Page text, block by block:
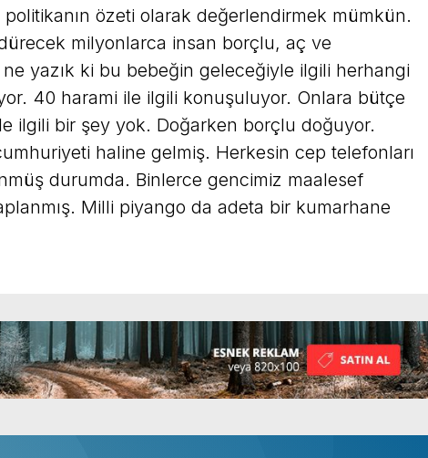
özeti olarak değerlendirmek mümkün.
milyonlarca insan borçlu, aç ve
yazık ki bu bebeğin geleceğiyle ilgili herhangi
40 harami ile ilgili konuşuluyor. Onlara bütçe
ilgili bir şey yok. Doğarken borçlu doğuyor.
haline gelmiş. Herkesin cep telefonları
durumda. Binlerce gencimiz maalesef
Milli piyango da adeta bir kumarhane